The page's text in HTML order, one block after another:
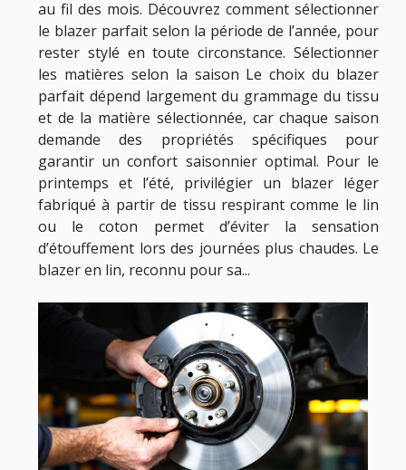
au fil des mois. Découvrez comment sélectionner
le blazer parfait selon la période de l’année, pour
rester stylé en toute circonstance. Sélectionner
les matières selon la saison Le choix du blazer
parfait dépend largement du grammage du tissu
et de la matière sélectionnée, car chaque saison
demande des propriétés spécifiques pour
garantir un confort saisonnier optimal. Pour le
printemps et l’été, privilégier un blazer léger
fabriqué à partir de tissu respirant comme le lin
ou le coton permet d’éviter la sensation
d’étouffement lors des journées plus chaudes. Le
blazer en lin, reconnu pour sa...